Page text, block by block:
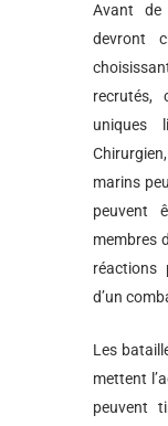
Avant de
devront
recrutés,
uniques
marins
peuvent
membres
réactions
d’un
Les
mettent
peuvent